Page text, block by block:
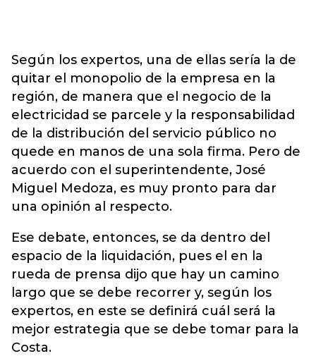
Según los expertos, una de ellas sería la de
quitar el monopolio de la empresa en la
región, de manera que el negocio de la
electricidad se parcele y la responsabilidad
de la distribución del servicio público no
quede en manos de una sola firma. Pero de
acuerdo con el superintendente, José
Miguel Medoza, es muy pronto para dar
una opinión al respecto.
Ese debate, entonces, se da dentro del
espacio de la liquidación, pues el en la
rueda de prensa dijo que hay un camino
largo que se debe recorrer y, según los
expertos, en este se definirá cuál será la
mejor estrategia que se debe tomar para la
Costa.